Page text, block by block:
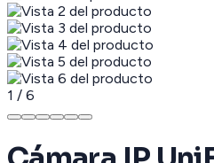
1 / 6